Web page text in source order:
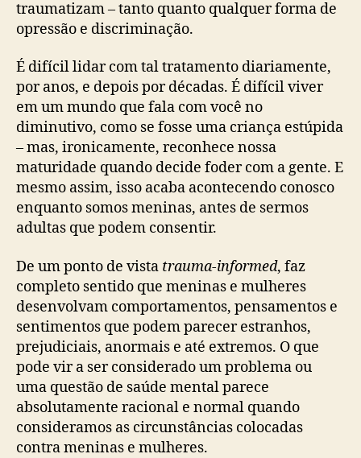
traumatizam – tanto quanto qualquer forma de
opressão e discriminação.
É difícil lidar com tal tratamento diariamente,
por anos, e depois por décadas. É difícil viver
em um mundo que fala com você no
diminutivo, como se fosse uma criança estúpida
– mas, ironicamente, reconhece nossa
maturidade quando decide foder com a gente. E
mesmo assim, isso acaba acontecendo conosco
enquanto somos meninas, antes de sermos
adultas que podem consentir.
De um ponto de vista trauma-informed, faz
completo sentido que meninas e mulheres
desenvolvam comportamentos, pensamentos e
sentimentos que podem parecer estranhos,
prejudiciais, anormais e até extremos. O que
pode vir a ser considerado um problema ou
uma questão de saúde mental parece
absolutamente racional e normal quando
consideramos as circunstâncias colocadas
contra meninas e mulheres.